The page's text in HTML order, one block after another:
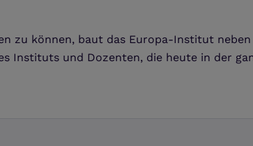
zu können, baut das Europa-Institut
Instituts und Dozenten, die heute in der